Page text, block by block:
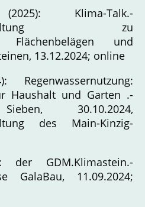
Klima-Talk.-
zu
Flächenbelägen und
13.12.2024; online
Haushalt und Garten .-
30.10.2024,
des Main-Kinzig-
der GDM.Klimastein.-
GalaBau, 11.09.2024;